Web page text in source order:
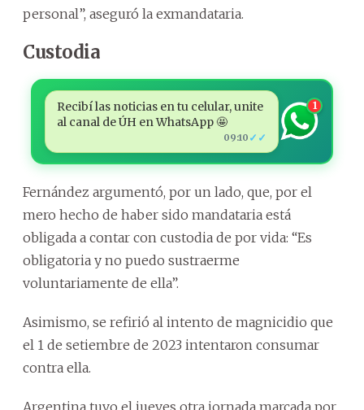
personal”, aseguró la exmandataria.
Custodia
Recibí las noticias en tu celular, unite
al canal de ÚH en WhatsApp 🤩
09:10 ✓✓
1
Fernández argumentó, por un lado, que, por el
mero hecho de haber sido mandataria está
obligada a contar con custodia de por vida: “Es
obligatoria y no puedo sustraerme
voluntariamente de ella”.
Asimismo, se refirió al intento de magnicidio que
el 1 de setiembre de 2023 intentaron consumar
contra ella.
Argentina tuvo el jueves otra jornada marcada por